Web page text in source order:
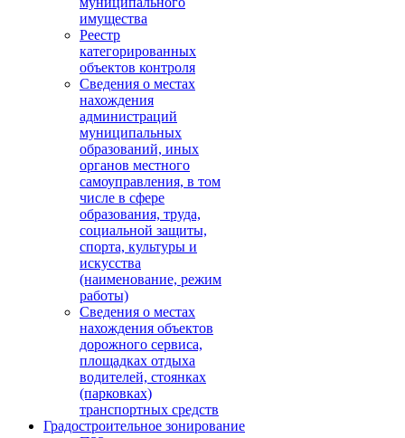
имущества
Реестр
категорированных
объектов контроля
Сведения о местах
нахождения
администраций
муниципальных
образований, иных
органов местного
самоуправления, в том
числе в сфере
образования, труда,
социальной защиты,
спорта, культуры и
искусства
(наименование, режим
работы)
Сведения о местах
нахождения объектов
дорожного сервиса,
площадках отдыха
водителей, стоянках
(парковках)
транспортных средств
Градостроительное зонирование